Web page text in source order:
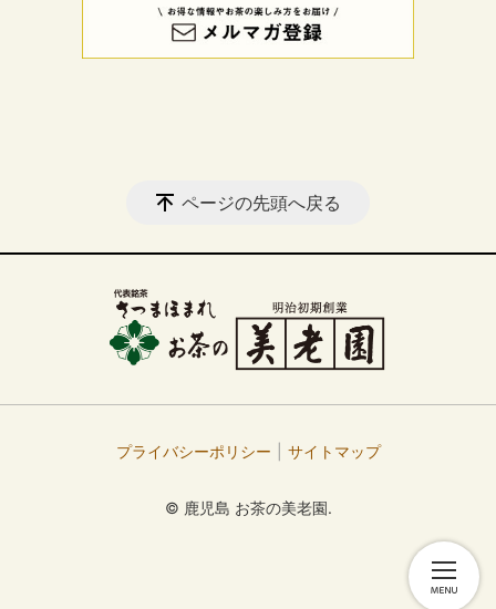
ページの先頭へ戻る
プライバシーポリシー サイトマップ
© 鹿児島 お茶の美老園.